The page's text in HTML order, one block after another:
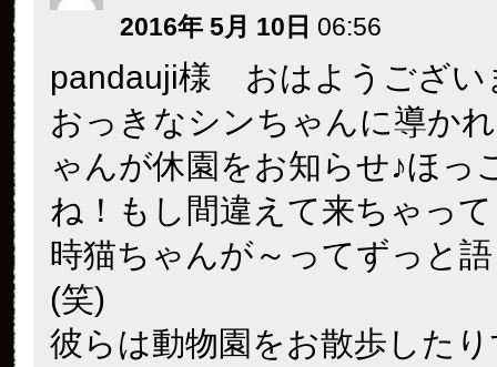
2016年 5月 10日 06:56
pandauji様 おはようござい
おっきなシンちゃんに導か
ゃんが休園をお知らせ♪ほっ
ね！もし間違えて来ちゃっ
時猫ちゃんが～ってずっと
(笑)
彼らは動物園をお散歩した